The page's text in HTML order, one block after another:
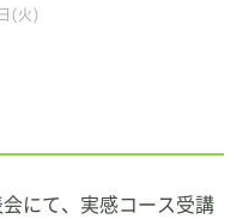
(火)
にて、実感コース受講